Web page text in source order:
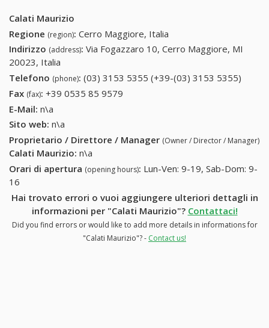
Calati Maurizio
Regione (region): Cerro Maggiore, Italia
Indirizzo (address): Via Fogazzaro 10, Cerro Maggiore, MI
20023, Italia
Telefono (phone): (03) 3153 5355 (+39-(03) 3153 5355)
3153
Fax (fax): +39 0535 85 9579
E-Mail: n\a
Sito web: n\a
Proprietario / Direttore / Manager (Owner / Director / Manager)
Calati Maurizio: n\a
Orari di apertura (opening hours): Lun-Ven: 9-19, Sab-Dom: 9-
16
Hai trovato errori o vuoi aggiungere ulteriori dettagli in
informazioni per "Calati Maurizio"? Contattaci!
Did you find errors or would like to add more details in informations for
"Calati Maurizio"? - Contact us!